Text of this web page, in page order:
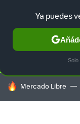
SELECCIÓN
HOY SE HABLA DE
Mercado Libre
Ya puedes
Solo